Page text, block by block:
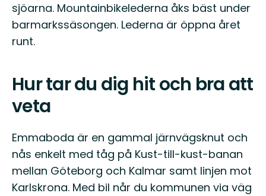
sjöarna. Mountainbikelederna åks bäst under
barmarkssäsongen. Lederna är öppna året
runt.
Hur tar du dig hit och bra att
veta
Emmaboda är en gammal järnvägsknut och
nås enkelt med tåg på Kust-till-kust-banan
mellan Göteborg och Kalmar samt linjen mot
Karlskrona. Med bil når du kommunen via väg